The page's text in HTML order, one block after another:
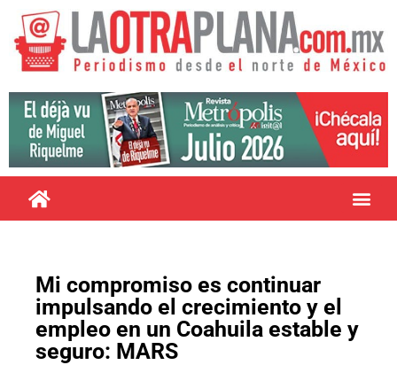
Mi compromiso es continuar
impulsando el crecimiento y el
empleo en un Coahuila estable y
seguro: MARS